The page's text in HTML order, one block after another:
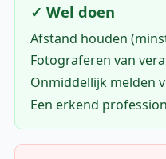
✓ Wel doen
Afstand houden
Fotograferen van
Onmiddellijk melden
Een erkend